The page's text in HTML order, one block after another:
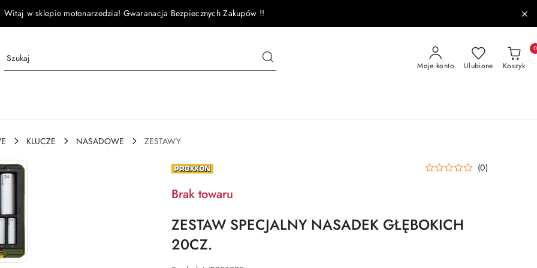
Witaj w sklepie motonarzedzia! Gwaranacja Bezpiecznych Zakupów !!
Moje konto Ulubione Koszyk
0
KLUCZE NASADOWE
ZESTAWY
NAZWA
PRODUCENTA: (0)
Brak towaru
ZESTAW SPECJALNY NASADEK GŁĘBOKICH
20CZ.